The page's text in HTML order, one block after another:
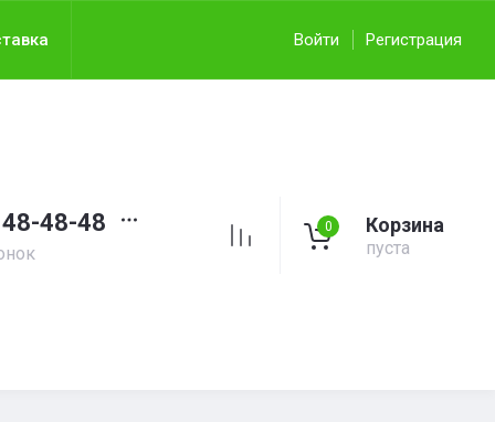
Войти Регистрация
48-48 0 Корзина
пуста